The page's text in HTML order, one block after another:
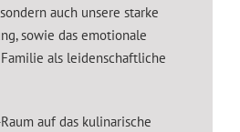
auch unsere starke
sowie das emotionale
als leidenschaftliche
auf das kulinarische